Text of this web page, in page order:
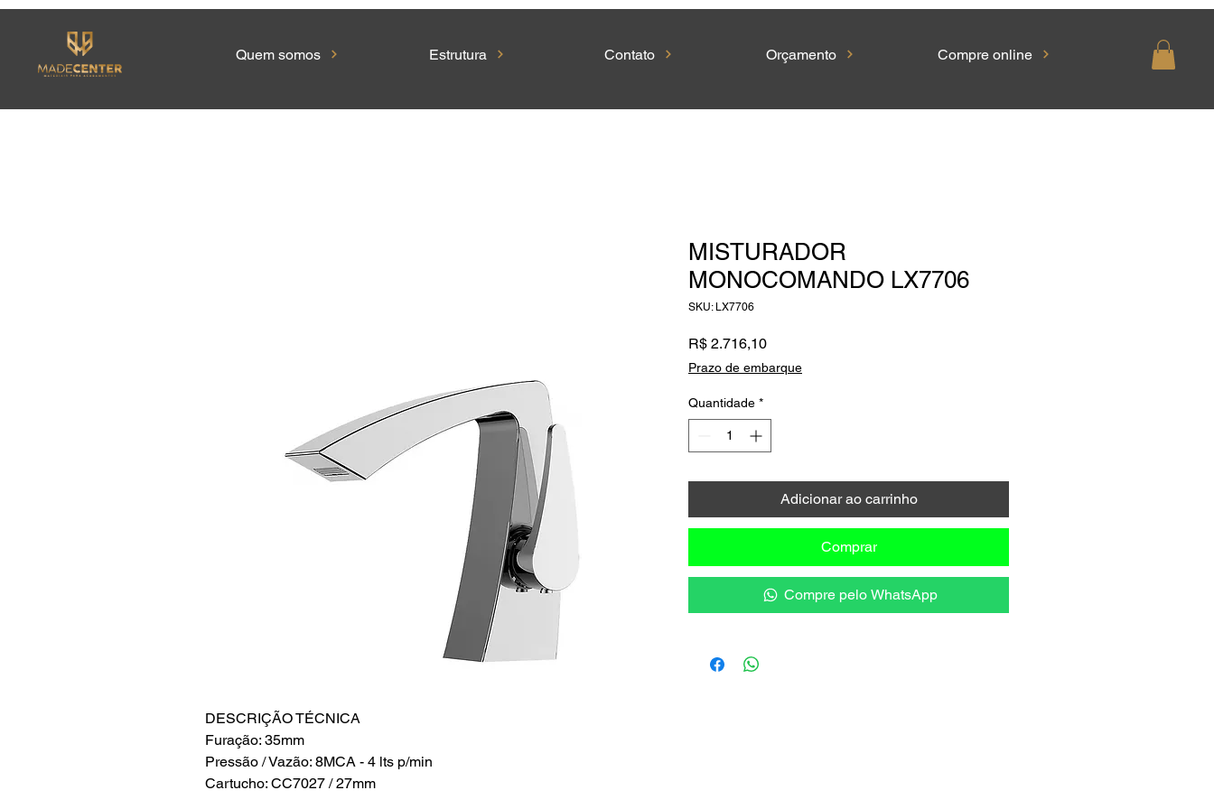
Quem somos Estrutura Contato Orçamento Compre online
DESCRIÇÃO TÉCNICA
Furação: 35mm
Pressão / Vazão: 8MCA - 4 lts p/min
Cartucho: CC7027 / 27mm
MISTURADOR
MONOCOMANDO LX7706
SKU: LX7706
R$ 2.716,10Preço
Prazo de embarque
Quantidade *
Adicionar ao carrinho
Comprar
Compre pelo WhatsApp